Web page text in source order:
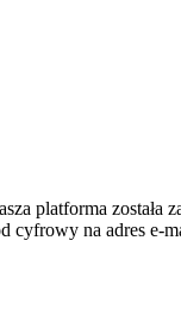
platforma została
cyfrowy na adres e-